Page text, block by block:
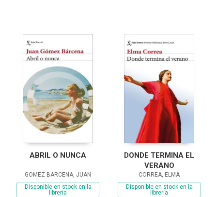
ABRIL O NUNCA
GOMEZ BARCENA, JUAN
Disponible en stock en la
librería
DONDE TERMINA EL
VERANO
CORREA, ELMA
Disponible en stock en la
librería